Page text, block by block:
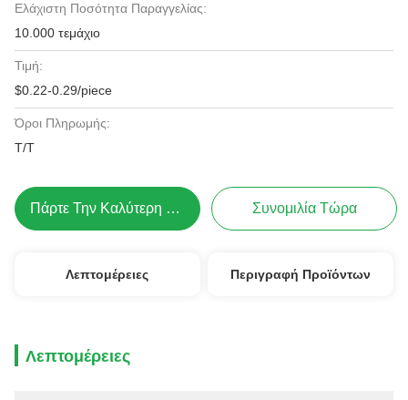
Ελάχιστη Ποσότητα Παραγγελίας:
10.000 τεμάχιο
Τιμή:
$0.22-0.29/piece
Όροι Πληρωμής:
T/T
Πάρτε Την Καλύτερη Τιμή Συνομιλία Τώρα
Λεπτομέρειες Περιγραφή Προϊόντων
Λεπτομέρειες